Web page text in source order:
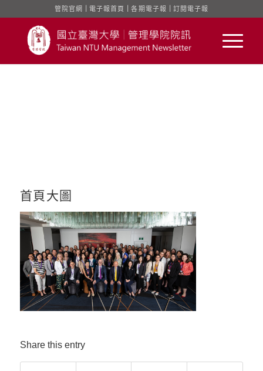
管院官網 電子報首頁 ｜各期電子報 訂閱電子報
首頁大圖
Share this entry